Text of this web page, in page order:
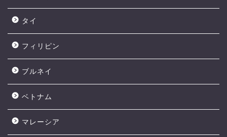
タイ
フィリピン
ブルネイ
ベトナム
マレーシア